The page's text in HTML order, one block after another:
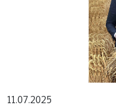
11.07.2025